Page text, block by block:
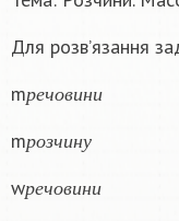
Для розв’язання
m р е ч о в и н и
m р о з ч и н у
wр е ч о в и н и